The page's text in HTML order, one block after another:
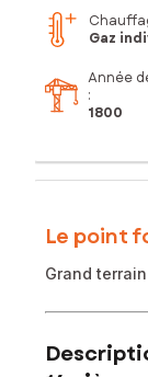
Gaz
Année
:
1800
Le point
Grand